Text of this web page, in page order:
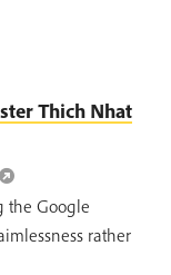
Thich Nhat
the Google
rather